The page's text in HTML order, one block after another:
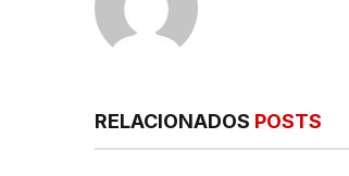
RELACIONADOS POSTS